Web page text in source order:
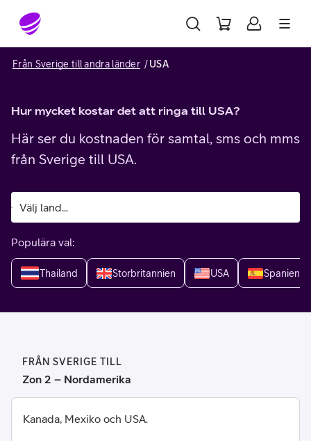
Gå till sidans innehåll
Från Sverige till andra länder USA
Hur mycket kostar det att ringa till USA?
Här ser du kostnaden för samtal, sms och mms
från Sverige till USA.
Populära val:
Thailand Storbritannien USA Spanien
FRÅN SVERIGE TILL
Zon 2 – Nordamerika
Kanada, Mexiko och USA.